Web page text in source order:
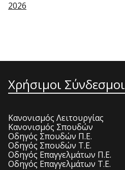
2026
Χρήσιμοι Σύνδεσμοι
Κανονισμός Λειτουργίας
Κανονισμός Σπουδών
Οδηγός Σπουδών Π.Ε.
Οδηγός Σπουδών Τ.Ε.
Οδηγός Επαγγελμάτων Π.Ε.
Οδηγός Επαγγελμάτων Τ.Ε.